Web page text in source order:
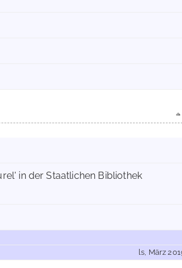
in der Staatlichen Bibliothek
ls, März